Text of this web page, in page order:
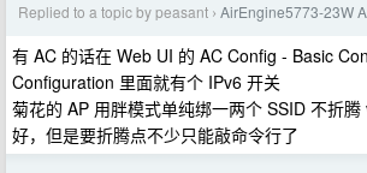
Replied to a topic by peasant › AirEngine5773-23W
有 AC 的话在 Web UI 的 AC Config - Basic
Configuration 里面就有个 IPv6 开关
菊花的 AP 用胖模式单纯绑一两个 SSID 不折
好，但是要折腾点不少只能敲命令行了